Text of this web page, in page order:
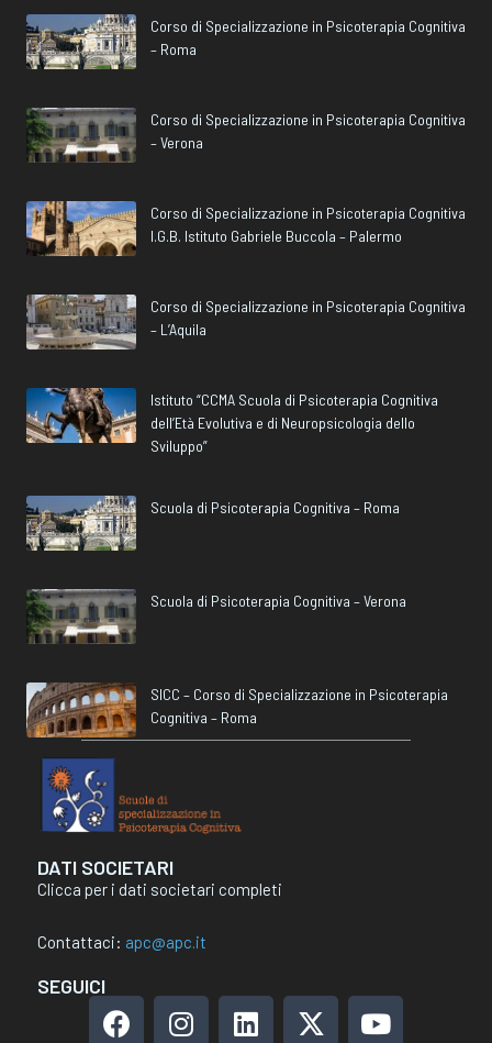
Corso di Specializzazione in Psicoterapia Cognitiva
– Roma
Corso di Specializzazione in Psicoterapia Cognitiva
– Verona
Corso di Specializzazione in Psicoterapia Cognitiva
I.G.B. Istituto Gabriele Buccola – Palermo
Corso di Specializzazione in Psicoterapia Cognitiva
– L’Aquila
Istituto “CCMA Scuola di Psicoterapia Cognitiva
dell’Età Evolutiva e di Neuropsicologia dello
Sviluppo”
Scuola di Psicoterapia Cognitiva – Roma
Scuola di Psicoterapia Cognitiva – Verona
SICC – Corso di Specializzazione in Psicoterapia
Cognitiva – Roma
DATI SOCIETARI
Clicca per i dati societari completi
Contattaci: apc@apc.it
SEGUICI
F
a
I
n
L
i
X
-
Y
o